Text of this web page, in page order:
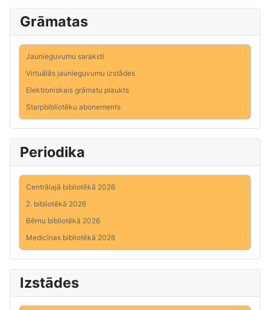
Grāmatas
Jaunieguvumu saraksti
Virtuālās jaunieguvumu izstādes
Elektroniskais grāmatu plaukts
Starpbibliotēku abonements
Periodika
Centrālajā bibliotēkā 2026
2. bibliotēkā 2026
Bērnu bibliotēkā 2026
Medicīnas bibliotēkā 2026
Izstādes